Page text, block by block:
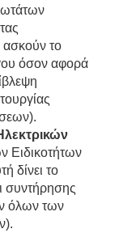
το
όσον αφορά
Ειδικοτήτων
δίνει το
συντήρησης
όλων των